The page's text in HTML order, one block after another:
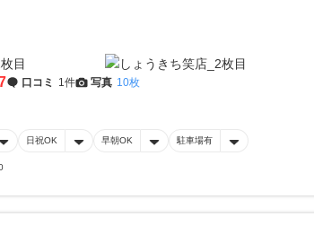
口コミ 1件 写真 10枚
日祝OK 早朝OK 駐車場有